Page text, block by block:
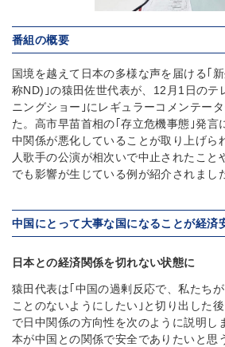
番組の概要
国境を越えて日本の多様な声を届ける｢
称ND)｣の猿田佐世代表が、12月1日のテ
ニングショー｣にレギュラーコメンテー
た。高市早苗首相の｢存立危機事態｣発言
中関係が悪化していることが取り上げら
人歌手の公演が相次いで中止されたこと
でも影響が生じている例が紹介されまし
中国にとって大事な国になることが経済
日本との経済関係を切れない状態に
猿田代表は｢中国の過剰反応で、私たち
ことのないようにしたい｣と切り出した
で日中関係の方向性を次のように説明し
本が中国との関係で安全でありたいと思